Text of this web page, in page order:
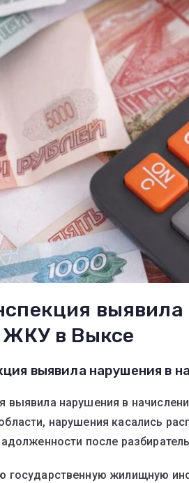
ЖКУ в Выксе
выявила нарушения в
выявила нарушения в
нарушения касались
после
государственную жилищную